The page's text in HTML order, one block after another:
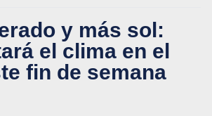
y más sol:
el clima en el
fin de semana